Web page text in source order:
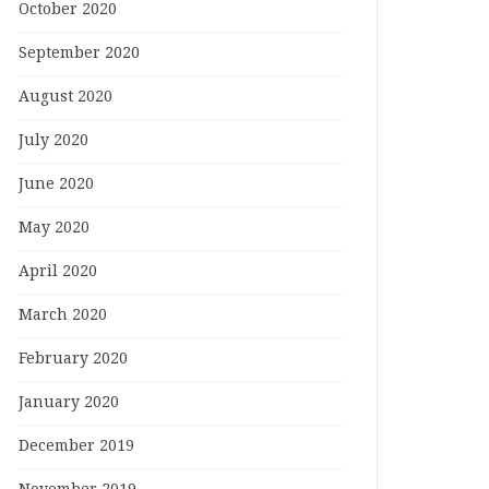
October 2020
September 2020
August 2020
July 2020
June 2020
May 2020
April 2020
March 2020
February 2020
January 2020
December 2019